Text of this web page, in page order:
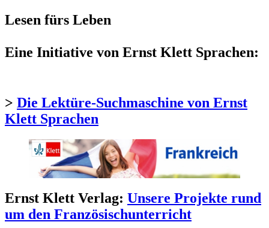
Lesen fürs Leben
Eine Initiative von Ernst Klett Sprachen:
> Die Lektüre-Suchmaschine von Ernst
Klett Sprachen
Ernst Klett Verlag: Unsere Projekte rund
um den Französischunterricht